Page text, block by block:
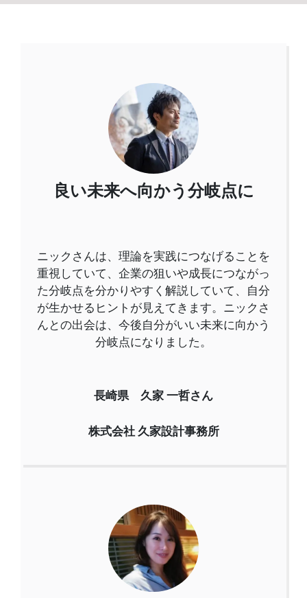
良い未来へ向かう分岐点に
ニックさんは、理論を実践につなげることを
重視していて、企業の狙いや成長につながっ
た分岐点を分かりやすく解説していて、自分
が生かせるヒントが見えてきます。ニックさ
んとの出会は、今後自分がいい未来に向かう
分岐点になりました。
長崎県 久家 一哲さん
株式会社 久家設計事務所